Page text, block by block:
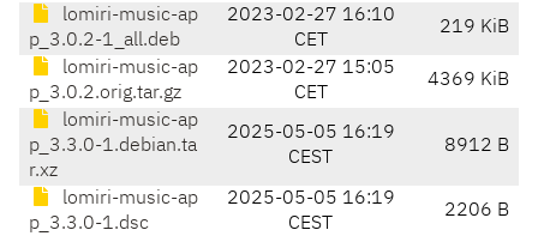
lomiri-music-ap
p_3.0.2-1_all.deb
2023-02-27 16:10
CET
219 KiB
lomiri-music-ap
p_3.0.2.orig.tar.gz
2023-02-27 15:05
CET
4369 KiB
lomiri-music-ap
p_3.3.0-1.debian.ta
r.xz
2025-05-05 16:19
CEST
8912 B
lomiri-music-ap
p_3.3.0-1.dsc
2025-05-05 16:19
CEST
2206 B